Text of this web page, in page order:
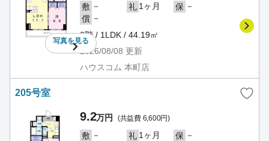
写真を見る
敷 － 礼 1ヶ月 保 －
償 －
2階 / 1LDK / 44.19㎡
2026/08/08 更新
ハウスコム 本町店
205号室
9.2万円 (共益費 6,600円)
敷 － 礼 1ヶ月 保 －